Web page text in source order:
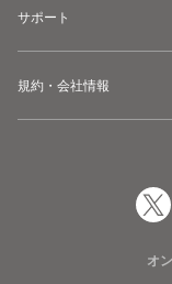
サポート
規約・会社情報
オ